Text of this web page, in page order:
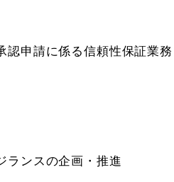
認申請に係る信頼性保証業務
ランスの企画・推進